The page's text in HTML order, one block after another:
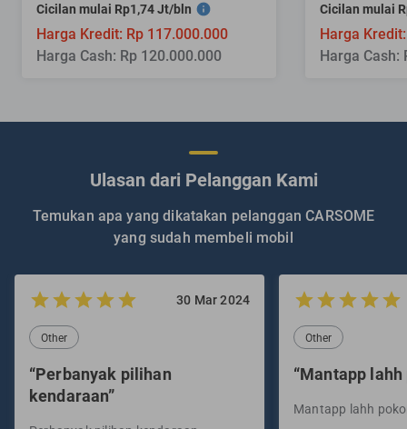
Cicilan mulai Rp1,74 Jt/bln
Harga Kredit: Rp 117.000.000
Harga Cash: Rp 120.000.000
Cicilan mulai
Harga
Harga Cash:
Ulasan dari Pelanggan Kami
Temukan apa yang dikatakan pelanggan CARSOME
yang sudah membeli mobil
30 Mar 2024
Other
“Perbanyak pilihan
kendaraan”
Other
“Mantapp lahh
Mantapp lahh